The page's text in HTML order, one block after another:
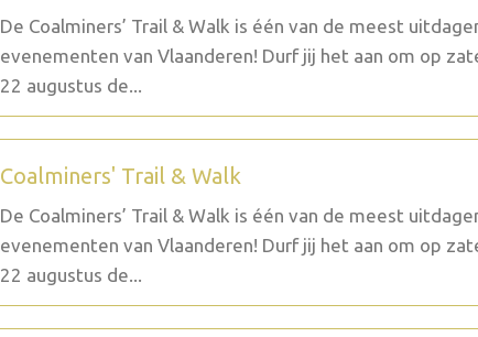
De Coalminers’ Trail & Walk is één van de meest
evenementen van Vlaanderen! Durf jij het aan om op
22 augustus de...
Coalminers' Trail & Walk
De Coalminers’ Trail & Walk is één van de meest
evenementen van Vlaanderen! Durf jij het aan om op
22 augustus de...